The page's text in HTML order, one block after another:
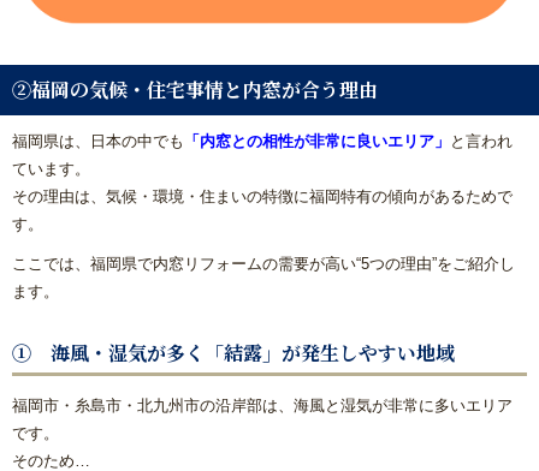
②福岡の気候・住宅事情と内窓が合う理由
福岡県は、日本の中でも 「内窓との相性が非常に良いエリア」 と言われ
ています。
その理由は、気候・環境・住まいの特徴に福岡特有の傾向があるためで
す。
ここでは、福岡県で内窓リフォームの需要が高い“5つの理由”をご紹介し
ます。
① 海風・湿気が多く「結露」が発生しやすい地域
福岡市・糸島市・北九州市の沿岸部は、海風と湿気が非常に多いエリア
です。
そのため…